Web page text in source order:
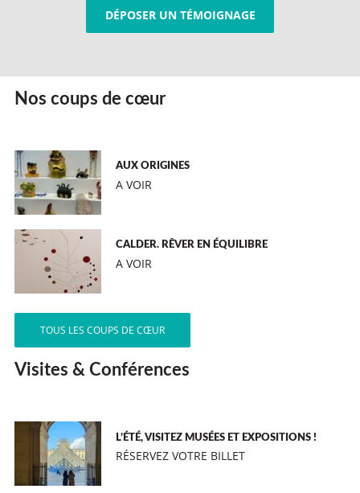
DÉPOSER UN TÉMOIGNAGE
Nos coups de cœur
AUX ORIGINES
A VOIR
CALDER. RÊVER EN ÉQUILIBRE
A VOIR
TOUS LES COUPS DE CŒUR
Visites & Conférences
L’ÉTÉ, VISITEZ MUSÉES ET EXPOSITIONS !
RÉSERVEZ VOTRE BILLET